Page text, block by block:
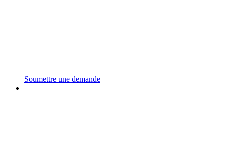
Soumettre une demande